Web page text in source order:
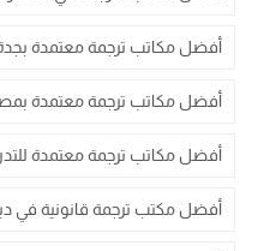
أفضل مكاتب ترجمة معتمدة
أفضل مكاتب ترجمة معتمدة
أفضل مكاتب ترجمة معتمدة
أفضل مكتب ترجمة قانونية في